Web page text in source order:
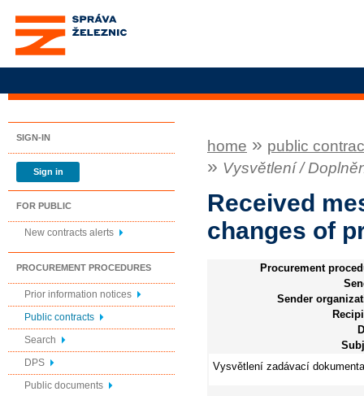
Správa železnic, státní
organizace
SIGN-IN
Sign in
FOR PUBLIC
New contracts alerts
PROCUREMENT PROCEDURES
Prior information notices
Public contracts
Search
DPS
Public documents
home » public
» Vysvětlení /
Received
changes of
Procurement
Sender
Vysvětlení zadávací